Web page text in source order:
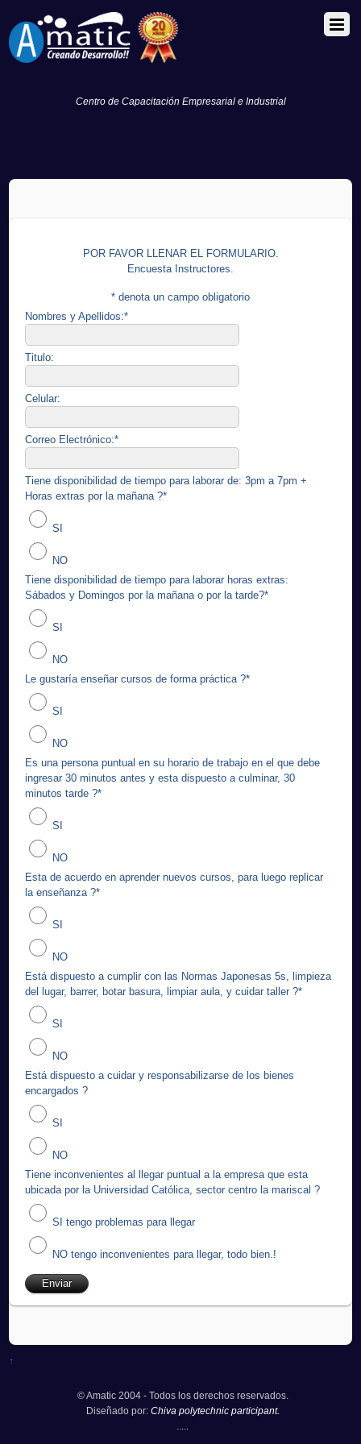
Centro de Capacitación Empresarial e Industrial
POR FAVOR LLENAR EL FORMULARIO.
Encuesta Instructores.
* denota un campo obligatorio
Nombres y Apellidos:*
Titulo:
Celular:
Correo Electrónico:*
Tiene disponibilidad de tiempo para laborar de: 3pm a 7pm +
Horas extras por la mañana ?*
SI
NO
Tiene disponibilidad de tiempo para laborar horas extras:
Sábados y Domingos por la mañana o por la tarde?*
SI
NO
Le gustaría enseñar cursos de forma práctica ?*
SI
NO
Es una persona puntual en su horario de trabajo en el que debe
ingresar 30 minutos antes y esta dispuesto a culminar, 30
minutos tarde ?*
SI
NO
Esta de acuerdo en aprender nuevos cursos, para luego replicar
la enseñanza ?*
SI
NO
Está dispuesto a cumplir con las Normas Japonesas 5s, limpieza
del lugar, barrer, botar basura, limpiar aula, y cuidar taller ?*
SI
NO
Está dispuesto a cuidar y responsabilizarse de los bienes
encargados ?
SI
NO
Tiene inconvenientes al llegar puntual a la empresa que esta
ubicada por la Universidad Católica, sector centro la mariscal ?
SI tengo problemas para llegar
NO tengo inconvenientes para llegar, todo bien.!
↑
© Amatic 2004 - Todos los derechos reservados.
Diseñado por: Chiva polytechnic participant.